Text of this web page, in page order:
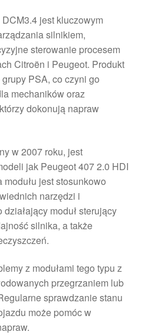
jest kluczowym
silnikiem,
sterowanie procesem
Citroën i Peugeot. Produkt
PSA, co czyni go
mechaników oraz
dokonują napraw
w 2007 roku, jest
jak Peugeot 407 2.0 HDI
jest stosunkowo
narzędzi i
moduł sterujący
silnika, a także
z modułami tego typu z
przegrzaniem lub
sprawdzanie stanu
może pomóc w